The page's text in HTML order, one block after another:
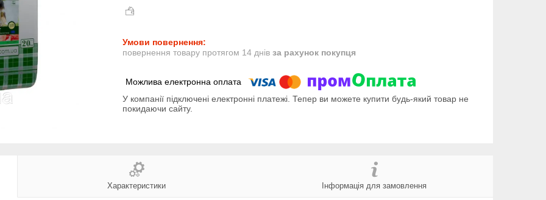
повернення товару протягом 14 днів за рахунок покупця
У компанії підключені електронні платежі. Тепер ви можете купити будь-який товар не
покидаючи сайту.
Характеристики Інформація для замовлення